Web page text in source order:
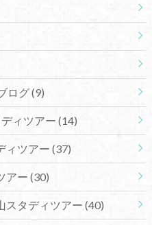
ログ(9)
ィツアー (14)
ィツアー (37)
アー (30)
スタディツアー (40)